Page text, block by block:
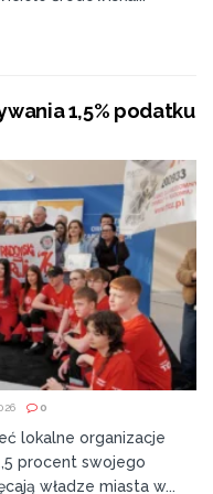
to główną przyczyną
między
się i wychowuje
szybciej niż
to wyraźnie wskazuje
rynku pracy.
1,5% podatku
0
lokalne organizacje
procent swojego
władze miasta w...